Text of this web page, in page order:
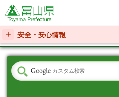
富山県
安全・安心情報